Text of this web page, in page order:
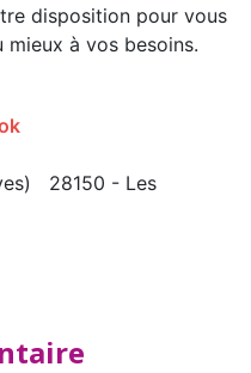
disposition pour vous
à vos besoins.
28150 - Les